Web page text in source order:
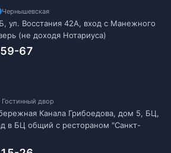
Чернышевская
ул. Восстания 42А, вход с Манежного
(не доходя Нотариуса)
67
двор
Канала Грибоедова, дом 5, БЦ,
в БЦ общий с рестораном "Санкт-